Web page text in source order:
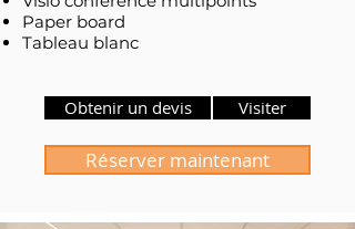
Paper board
Tableau blanc
Obtenir un devis Visiter
Réserver maintenant